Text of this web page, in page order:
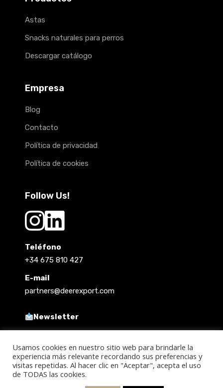
Astas
Snacks naturales para perros
Descargar catálogo
Empresa
Blog
Contacto
Política de privacidad
Política de cookies
Follow Us!
Teléfono
+34 675 810 427
E-mail
partners@deerexport.com
Newsletter
Usamos cookies en nuestro sitio web para brindarle la
experiencia más relevante recordando sus preferencias y
visitas repetidas. Al hacer clic en "Aceptar", acepta el uso
de TODAS las cookies.